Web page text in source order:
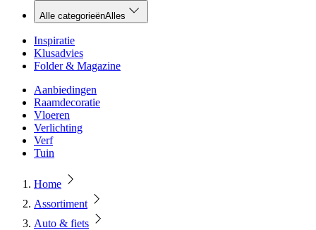
Alle categorieënAlles
Inspiratie
Klusadvies
Folder & Magazine
Aanbiedingen
Raamdecoratie
Vloeren
Verlichting
Verf
Tuin
Home
Assortiment
Auto & fiets